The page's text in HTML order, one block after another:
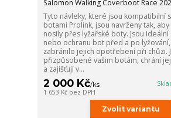
Salomon Walking Coverboot Race
Tyto návleky, které jsou kompatibilní
botami Prolink, jsou navrženy tak,
nosily přes lyžařské boty. Jsou
nebo ochranu bot před a po
zabránilo jejich opotřebení při chůzi.
přizpůsobené vašim botám, chrání
a zajišťují v...
2 000 Kč/ks
1 653 Kč bez DPH
Zvolit variantu